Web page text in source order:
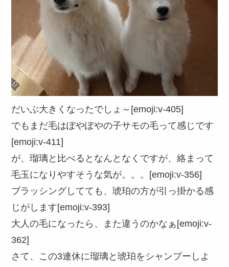
だいぶ大きくなったでしょ～[emoji:v-405]
でもまだ毛はぽやぽやの子サモの毛って感じです
[emoji:v-411]
が、瑠璃と比べるとなんとなくですが、絡まって
毛玉になりやすそうな気が。。。[emoji:v-356]
ブラッシングしてても、琥珀の方が引っ掛かる感
じがします[emoji:v-393]
大人の毛になったら、また違うのかなぁ[emoji:v-
362]
さて、この3連休に瑠璃と琥珀をシャンプーしよ